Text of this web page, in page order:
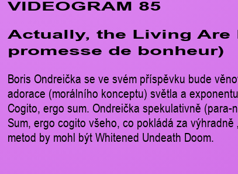
VIDEOGRAM 85
Actually, the Living Are
promesse de bonheur)
Boris Ondreička se ve svém příspěvku bude
adorace (morálního konceptu) světla a
Cogito, ergo sum. Ondreička spekulativně
Sum, ergo cogito všeho, co pokládá za výhradně
metod by mohl být Whitened Undeath Doom.